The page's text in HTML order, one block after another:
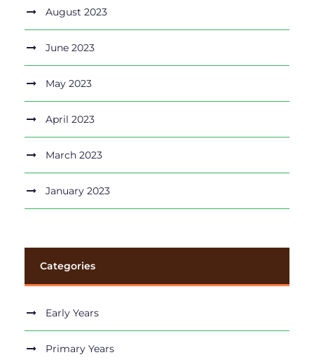
August 2023
June 2023
May 2023
April 2023
March 2023
January 2023
Categories
Early Years
Primary Years